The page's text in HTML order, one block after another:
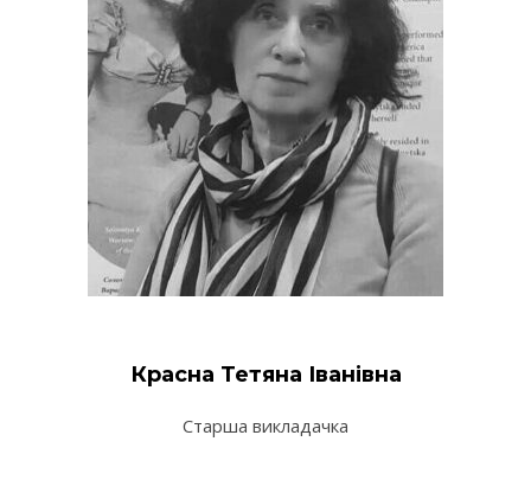
Красна Тетяна Іванівна
Старша викладачка